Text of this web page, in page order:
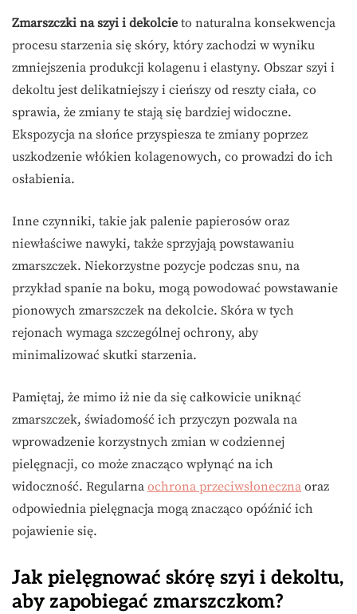
Zmarszczki na szyi i dekolcie to naturalna konsekwencja
procesu starzenia się skóry, który zachodzi w wyniku
zmniejszenia produkcji kolagenu i elastyny. Obszar szyi i
dekoltu jest delikatniejszy i cieńszy od reszty ciała, co
sprawia, że zmiany te stają się bardziej widoczne.
Ekspozycja na słońce przyspiesza te zmiany poprzez
uszkodzenie włókien kolagenowych, co prowadzi do ich
osłabienia.
Inne czynniki, takie jak palenie papierosów oraz
niewłaściwe nawyki, także sprzyjają powstawaniu
zmarszczek. Niekorzystne pozycje podczas snu, na
przykład spanie na boku, mogą powodować powstawanie
pionowych zmarszczek na dekolcie. Skóra w tych
rejonach wymaga szczególnej ochrony, aby
minimalizować skutki starzenia.
Pamiętaj, że mimo iż nie da się całkowicie uniknąć
zmarszczek, świadomość ich przyczyn pozwala na
wprowadzenie korzystnych zmian w codziennej
pielęgnacji, co może znacząco wpłynąć na ich
widoczność. Regularna ochrona przeciwsłoneczna oraz
odpowiednia pielęgnacja mogą znacząco opóźnić ich
pojawienie się.
Jak pielęgnować skórę szyi i dekoltu,
aby zapobiegać zmarszczkom?